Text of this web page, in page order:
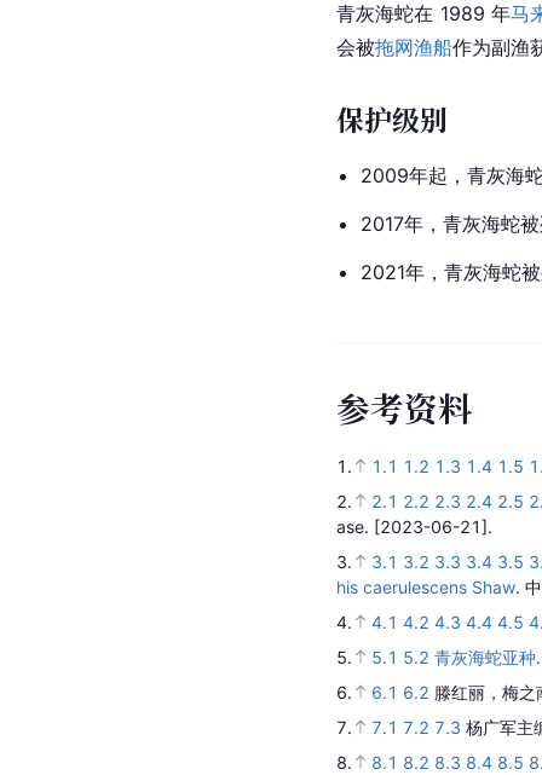
青灰海蛇在 1989 年马
会被拖网渔船作为副渔
保护级别
2009年起，青灰海
2017年，青灰海蛇
2021年，青灰海蛇
参考资料
1. 1.1 1.2 1.3 1.4 1.5
2.
2.1 2.2 2.3 2.4 2.5
ase. [2023-06-21].
3.
3.1 3.2 3.3 3.4 3.5
his caerulescens Shaw.
4.
4.1 4.2 4.3 4.4 4.5
5.
5.1 5.2 青灰海蛇亚种
6.
6.1 6.2 滕红丽，梅
7.
7.1 7.2 7.3 杨广军主
8.
8.1 8.2 8.3 8.4 8.5